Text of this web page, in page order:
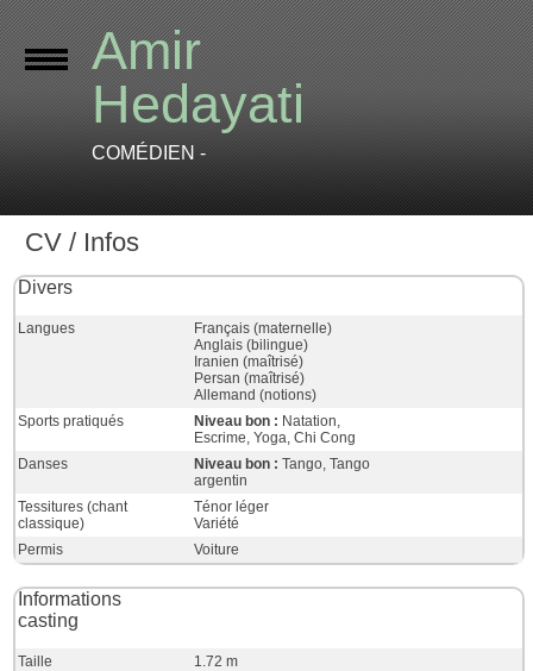
Amir
Hedayati
COMÉDIEN -
CV / Infos
Divers
Langues
Français (maternelle)
Anglais (bilingue)
Iranien (maîtrisé)
Persan (maîtrisé)
Allemand (notions)
Sports pratiqués
Niveau bon : Natation,
Escrime, Yoga, Chi Cong
Danses
Niveau bon : Tango, Tango
argentin
Tessitures (chant
classique)
Ténor léger
Variété
Permis
Voiture
Informations
casting
Taille
1.72 m